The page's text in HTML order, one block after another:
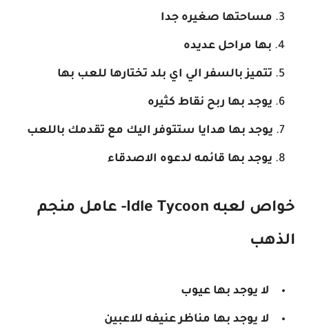
مساحتها صغيره جدا
بها مراحل عديده
تتميز بالسفر الي اي بلد تختارها للعب بها
يوجد بها ربح نقاط كثيره
يوجد بها هدايا ستتوفر اليك مع تقدمك باللعب
يوجد بها قائمه لدعوه الاصدقاء
خواص لعبه Idle Tycoon- عامل منجم
الذهب
لا يوجد بها عيوب
لا يوجد بها مناظر عنيفه للاعبين